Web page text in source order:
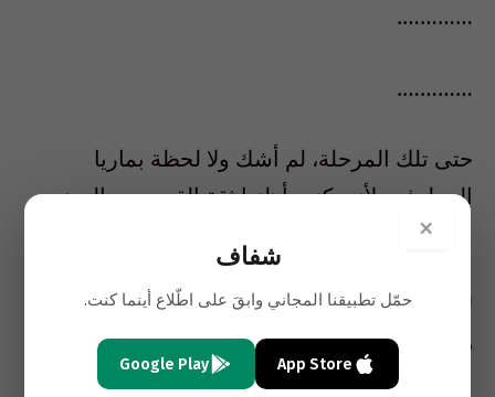
………….
………….
حتى تلك المرحلة، لم أشك ولا لحظة بماريا
المعلوف . لأني كنت أظنها ثقة القوميين والعونيين
والحزب اللهيين والأملاويين لماذا؟
لأنها هي من عرفتني علىاقرب مساعدى الرئيس
ميشال عونعبر إجرائها إتصال هاتفي بي من
بيروت لكي تعرفني وتصلني بهم .
×
شفاف
حمّل تطبيقنا المجاني وابقَ على اطّلاع أينما كنت.
App Store
Google Play